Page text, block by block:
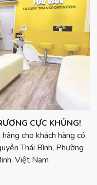
CỰC KHỦNG!
cho khách hàng có
Thái Bình, Phường
Việt Nam